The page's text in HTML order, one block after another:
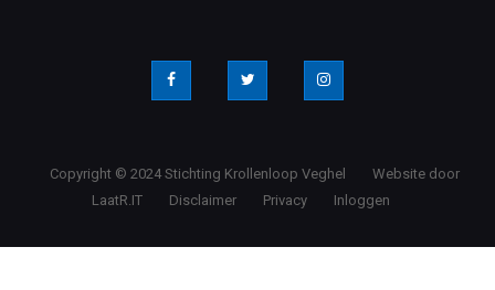
Copyright © 2024 Stichting Krollenloop Veghel
Website door
LaatR.IT
Disclaimer Privacy Inloggen